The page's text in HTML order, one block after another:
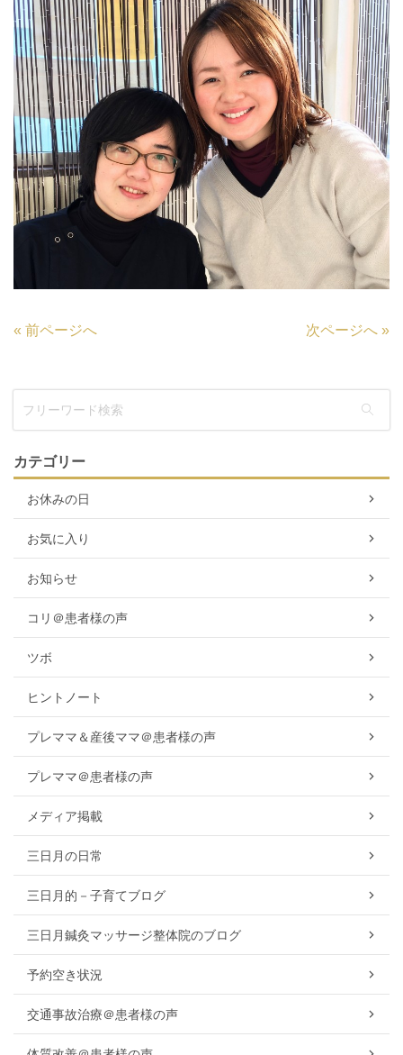
« 前ページへ 次ページへ »
カテゴリー
お休みの日
お気に入り
お知らせ
コリ＠患者様の声
ツボ
ヒントノート
プレママ＆産後ママ＠患者様の声
プレママ＠患者様の声
メディア掲載
三日月の日常
三日月的－子育てブログ
三日月鍼灸マッサージ整体院のブログ
予約空き状況
交通事故治療＠患者様の声